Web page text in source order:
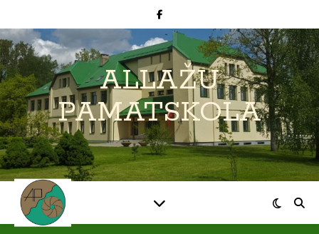
ALLAŽU
PAMATSKOLA